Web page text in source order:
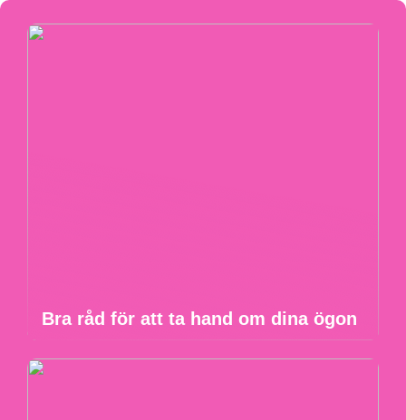
Bra råd för att ta hand om dina ögon